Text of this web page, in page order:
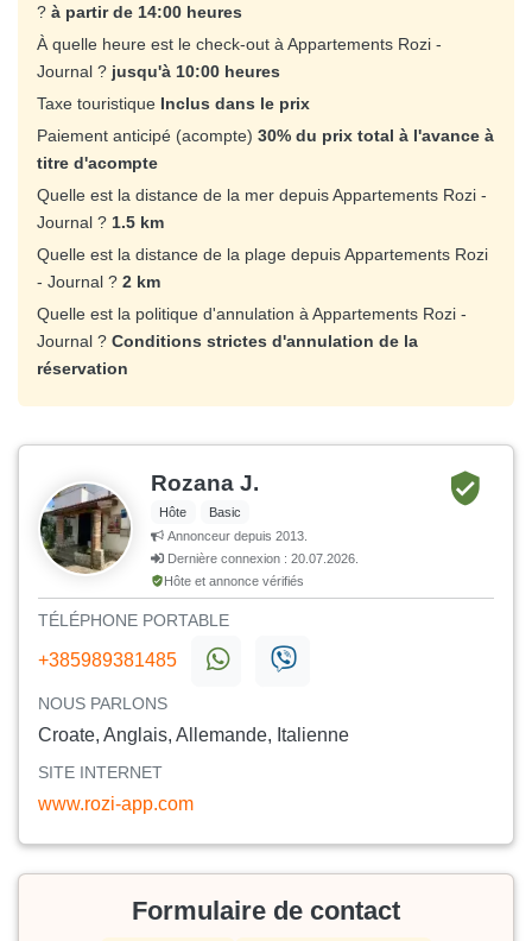
? à partir de 14:00 heures
À quelle heure est le check-out à Appartements Rozi -
Journal ? jusqu'à 10:00 heures
Taxe touristique Inclus dans le prix
Paiement anticipé (acompte) 30% du prix total à l'avance à
titre d'acompte
Quelle est la distance de la mer depuis Appartements Rozi -
Journal ? 1.5 km
Quelle est la distance de la plage depuis Appartements Rozi
- Journal ? 2 km
Quelle est la politique d'annulation à Appartements Rozi -
Journal ? Conditions strictes d'annulation de la
réservation
Rozana J.
Hôte
Basic
Annonceur depuis 2013.
Dernière connexion : 20.07.2026.
Hôte et annonce vérifiés
TÉLÉPHONE PORTABLE
+385989381485
NOUS PARLONS
Croate, Anglais, Allemande, Italienne
SITE INTERNET
www.rozi-app.com
Formulaire de contact